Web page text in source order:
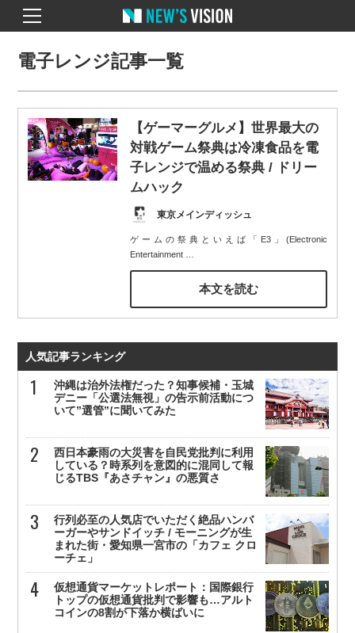
電子レンジ記事一覧
【ゲーマーグルメ】世界最大の
対戦ゲーム祭典は冷凍食品を電
子レンジで温める祭典 / ドリー
ムハック
東京メインディッシュ
ゲームの祭典といえば「E3」(Electronic
Entertainment
本文を読む
人気記事ランキング
沖縄は治外法権だった？知事候補・玉城
デニー「公選法無視」の告示前活動につ
いて”選管”に聞いてみた
西日本豪雨の大災害を自民党批判に利用
している？時系列を意図的に混同して報
じるTBS『あさチャン』の悪質さ
行列必至の人気店でいただく絶品ハンバ
ーガーやサンドイッチ / モーニングが生
まれた街・愛知県一宮市の「カフェ クロ
ーチェ」
仮想通貨マーケットレポート：国際銀行
トップの仮想通貨批判で影響も…アルト
コインの8割が下落か横ばいに